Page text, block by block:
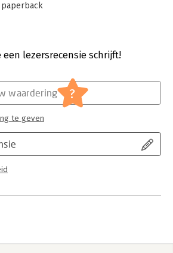
paperback
een lezersrecensie schrijft!
waardering ?
te geven